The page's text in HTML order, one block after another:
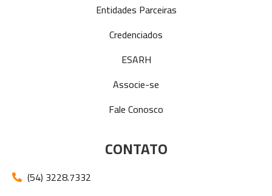
Entidades Parceiras
Credenciados
ESARH
Associe-se
Fale Conosco
CONTATO
(54) 3228.7332